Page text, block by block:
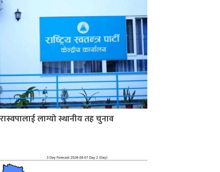
रास्वपालाई लाग्यो स्थानीय तह चुनाव